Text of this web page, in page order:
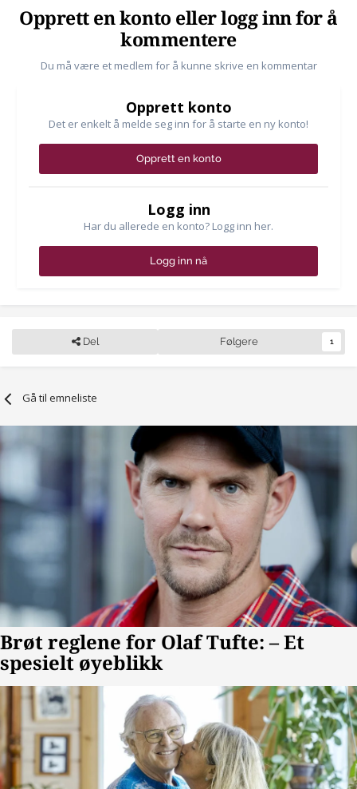
Opprett en konto eller logg inn for å
kommentere
Du må være et medlem for å kunne skrive en kommentar
Opprett konto
Det er enkelt å melde seg inn for å starte en ny konto!
Opprett en konto
Logg inn
Har du allerede en konto? Logg inn her.
Logg inn nå
Del Følgere 1
Gå til emneliste